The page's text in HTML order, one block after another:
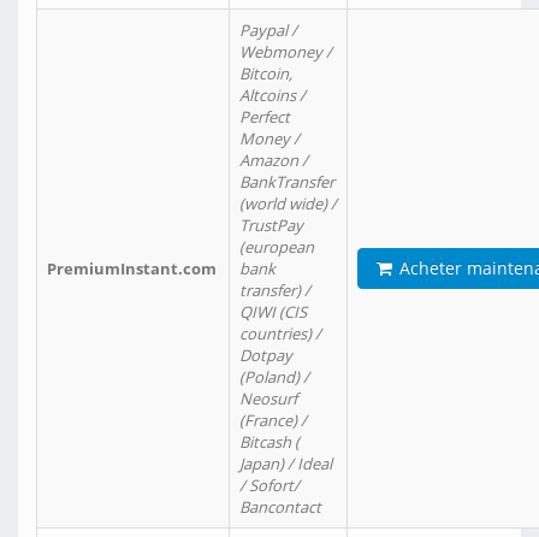
PremiumInstant.com
Paypal /
Webmoney /
Bitcoin,
Altcoins /
Perfect
Money /
Amazon /
BankTransfer
(world wide) /
TrustPay
(european
bank
transfer) /
QIWI (CIS
countries) /
Dotpay
(Poland) /
Neosurf
(France) /
Bitcash (
Japan) / Ideal
/ Sofort/
Bancontact
Acheter